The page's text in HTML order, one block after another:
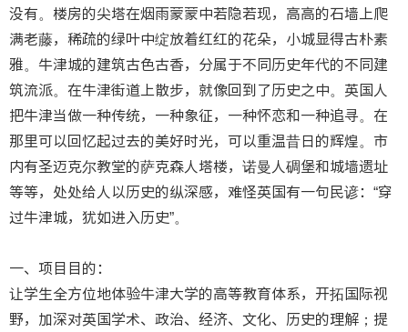
没有。楼房的尖塔在烟雨蒙蒙中若隐若现，高高的石墙上爬
满老藤，稀疏的绿叶中绽放着红红的花朵，小城显得古朴素
雅。牛津城的建筑古色古香，分属于不同历史年代的不同建
筑流派。在牛津街道上散步，就像回到了历史之中。英国人
把牛津当做一种传统，一种象征，一种怀恋和一种追寻。在
那里可以回忆起过去的美好时光，可以重温昔日的辉煌。市
内有圣迈克尔教堂的萨克森人塔楼，诺曼人碉堡和城墙遗址
等等，处处给人以历史的纵深感，难怪英国有一句民谚：“穿
过牛津城，犹如进入历史”。
一、项目目的：
让学生全方位地体验牛津大学的高等教育体系，开拓国际视
野，加深对英国学术、政治、经济、文化、历史的理解；提